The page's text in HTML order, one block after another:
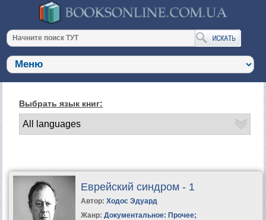
Выбрать язык книг:
Еврейский синдром - 1
Автор: Ходос Эдуард
Жанр: Документальное: Прочее;